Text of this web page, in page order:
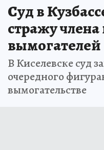
Суд в
стражу
вымогателей
В Киселевске суд
очередного
вымогательстве